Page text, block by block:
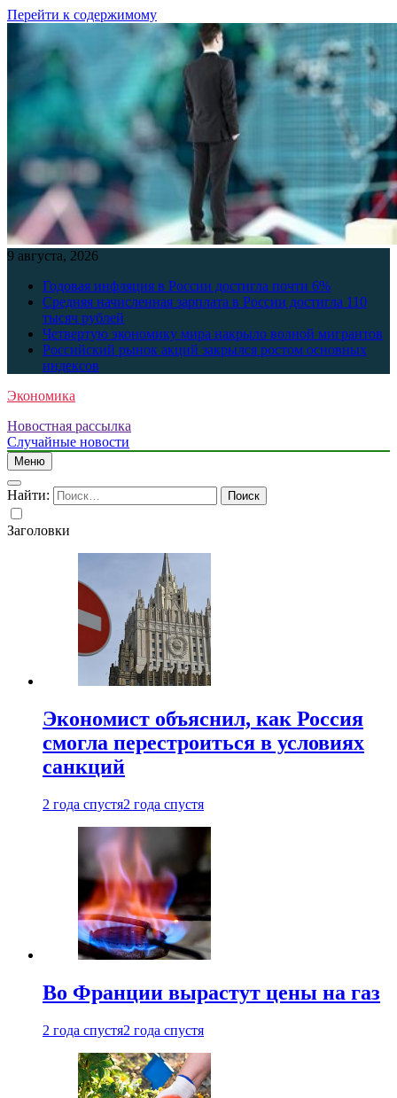
Перейти к содержимому
9 августа, 2026
Годовая инфляция в России достигла почти 6%
Средняя начисленная зарплата в России достигла 110
тысяч рублей
Четвертую экономику мира накрыло волной мигрантов
Российский рынок акций закрылся ростом основных
индексов
Экономика
Новостная рассылка
Случайные новости
Меню
Найти:
Заголовки
Экономист объяснил, как Россия
смогла перестроиться в условиях
санкций
2 года спустя2 года спустя
Во Франции вырастут цены на газ
2 года спустя2 года спустя